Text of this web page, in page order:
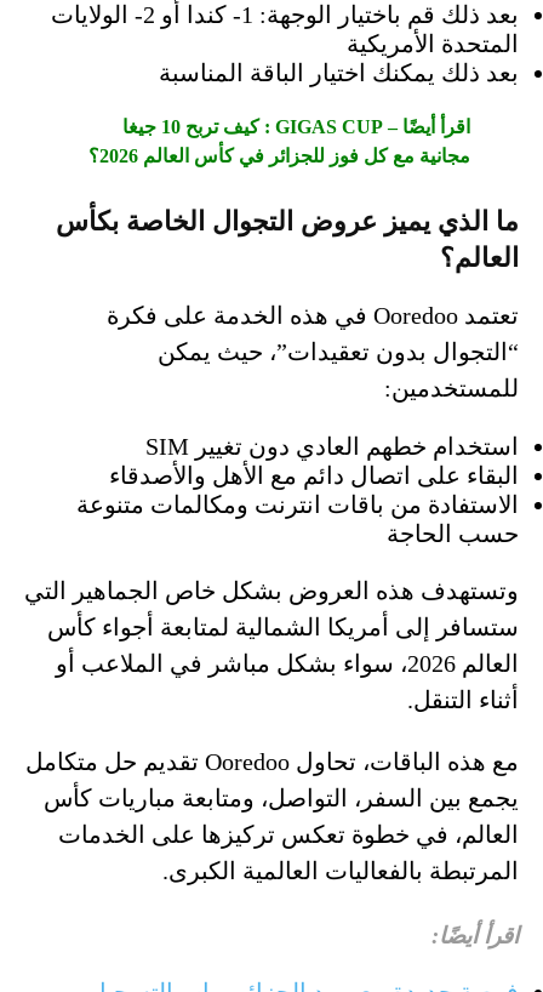
بعد ذلك قم باختيار الوجهة: 1- كندا أو 2- الولايات
المتحدة الأمريكية
بعد ذلك يمكنك اختيار الباقة المناسبة
اقرأ أيضًا – GIGAS CUP : كيف تربح 10 جيغا
مجانية مع كل فوز للجزائر في كأس العالم 2026؟
ما الذي يميز عروض التجوال الخاصة بكأس
العالم؟
تعتمد Ooredoo في هذه الخدمة على فكرة
“التجوال بدون تعقيدات”، حيث يمكن
للمستخدمين:
استخدام خطهم العادي دون تغيير SIM
البقاء على اتصال دائم مع الأهل والأصدقاء
الاستفادة من باقات انترنت ومكالمات متنوعة
حسب الحاجة
وتستهدف هذه العروض بشكل خاص الجماهير التي
ستسافر إلى أمريكا الشمالية لمتابعة أجواء كأس
العالم 2026، سواء بشكل مباشر في الملاعب أو
أثناء التنقل.
مع هذه الباقات، تحاول Ooredoo تقديم حل متكامل
يجمع بين السفر، التواصل، ومتابعة مباريات كأس
العالم، في خطوة تعكس تركيزها على الخدمات
المرتبطة بالفعاليات العالمية الكبرى.
اقرأ أيضًا: